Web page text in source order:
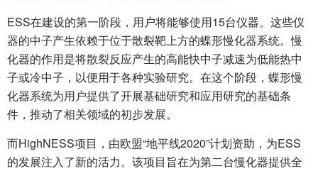
ESS在建设的第一阶段，用户将能够使用15台仪器。这些仪
器的中子产生依赖于位于散裂靶上方的蝶形慢化器系统。慢
化器的作用是将散裂反应产生的高能快中子减速为低能热中
子或冷中子，以便用于各种实验研究。在这个阶段，蝶形慢
化器系统为用户提供了开展基础研究和应用研究的基础条
件，推动了相关领域的初步发展。
而HighNESS项目，由欧盟“地平线2020”计划资助，为ESS
的发展注入了新的活力。该项目旨在为第二台慢化器提供全